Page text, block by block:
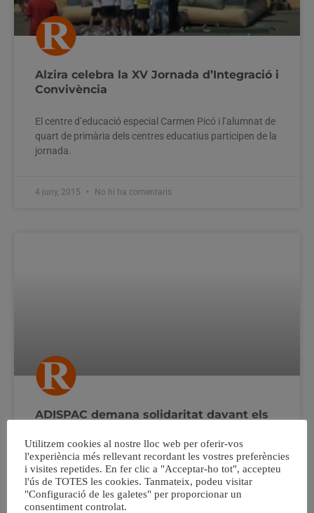
Alzira celebra la XV Jornada d’Integració i
Convivència
El centre d’educació especial Carmen Picó i l’alumnat de
quart de primària dels centres educatius participen de la
jornada.
4 juny, 2015 No hi ha comentaris
ADISPAC demana solidaritat davant els
L’Associació de Famílies de Persones amb Discapacitat
Intel•lectual d’Alzira i Comarca organitza el IV Festival
Internacional de Dansa i Arts Escèniques per fer front a
la delicada situació econòmica que travessen
Utilitzem cookies al nostre lloc web per oferir-vos
l'experiència més rellevant recordant les vostres preferències
i visites repetides. En fer clic a "Acceptar-ho tot", accepteu
l'ús de TOTES les cookies. Tanmateix, podeu visitar
"Configuració de les galetes" per proporcionar un
consentiment controlat.